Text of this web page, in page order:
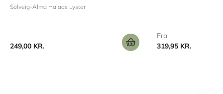
Solveig-Alma Halaas Lyster
249,00 KR.
Fra
319,95 KR.